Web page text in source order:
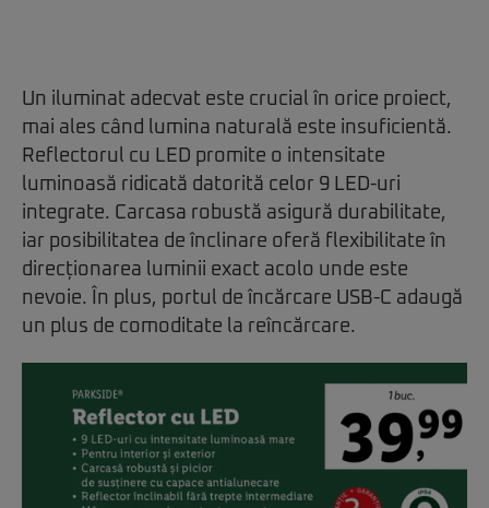
Un iluminat adecvat este crucial în orice proiect,
mai ales când lumina naturală este insuficientă.
Reflectorul cu LED promite o intensitate
luminoasă ridicată datorită celor 9 LED-uri
integrate. Carcasa robustă asigură durabilitate,
iar posibilitatea de înclinare oferă flexibilitate în
direcționarea luminii exact acolo unde este
nevoie. În plus, portul de încărcare USB-C adaugă
un plus de comoditate la reîncărcare.